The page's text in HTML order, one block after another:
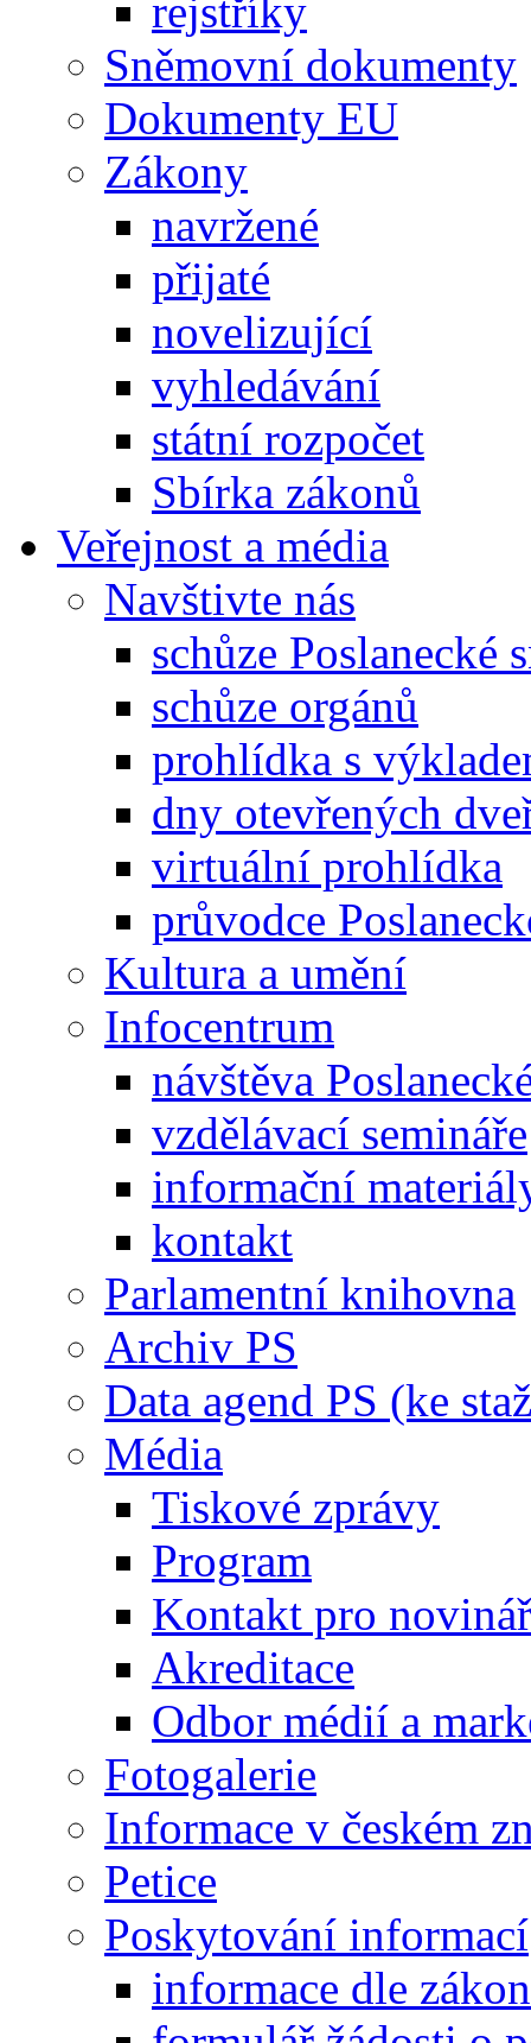
rejstříky
Sněmovní dokumenty
Dokumenty EU
Zákony
navržené
přijaté
novelizující
vyhledávání
státní rozpočet
Sbírka zákonů
Veřejnost a média
Navštivte nás
schůze Poslanecké
schůze orgánů
prohlídka s
dny otevřených
virtuální prohlídka
průvodce
Kultura a umění
Infocentrum
návštěva
vzdělávací semináře
informační
kontakt
Parlamentní knihovna
Archiv PS
Data agend PS (ke
Média
Tiskové zprávy
Program
Kontakt pro
Akreditace
Odbor médií a
Fotogalerie
Informace v českém
Petice
Poskytování informací
informace dle